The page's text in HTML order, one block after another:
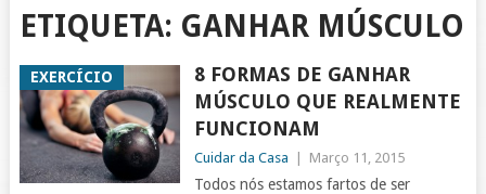
ETIQUETA: GANHAR MÚSCULO
EXERCÍCIO
8 FORMAS DE GANHAR
MÚSCULO QUE REALMENTE
FUNCIONAM
Cuidar da Casa Março 11, 2015
Todos nós estamos fartos de ser